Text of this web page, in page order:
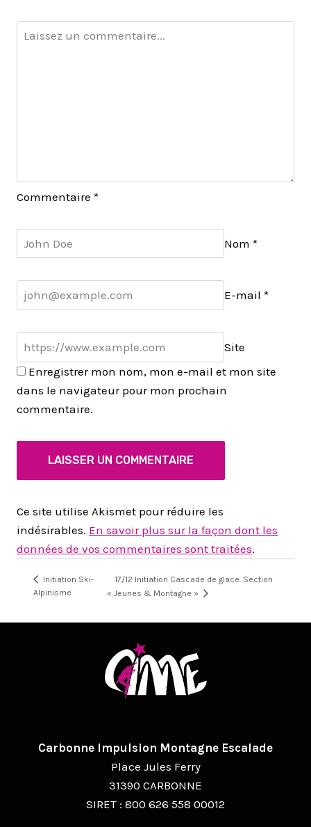
Commentaire *
Nom *
E-mail *
Site
Enregistrer mon nom, mon e-mail et mon site
dans le navigateur pour mon prochain
commentaire.
Ce site utilise Akismet pour réduire les
indésirables. En savoir plus sur la façon dont les
données de vos commentaires sont traitées.
Initiation Ski-
Alpinisme
17/12 Initiation Cascade de glace. Section
« Jeunes & Montagne »
Carbonne Impulsion Montagne Escalade
Place Jules Ferry
31390 CARBONNE
SIRET : 800 626 558 00012